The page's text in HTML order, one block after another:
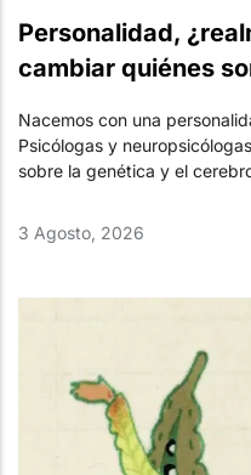
Personalidad,
cambiar quiénes
Nacemos con una
Psicólogas y
sobre la genética y el
3 Agosto, 2026